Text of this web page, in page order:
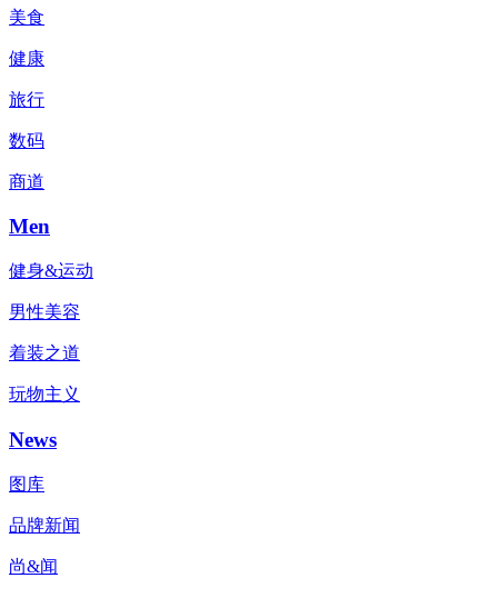
美食
健康
旅行
数码
商道
Men
健身&运动
男性美容
着装之道
玩物主义
News
图库
品牌新闻
尚&闻